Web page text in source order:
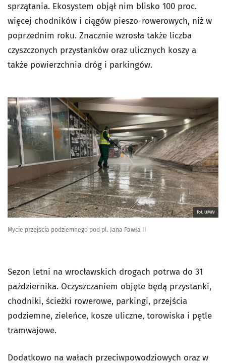
sprzątania. Ekosystem objął nim blisko 100 proc.
więcej chodników i ciągów pieszo-rowerowych, niż w
poprzednim roku. Znacznie wzrosła także liczba
czyszczonych przystanków oraz ulicznych koszy a
także powierzchnia dróg i parkingów.
fot. UMW
Mycie przejścia podziemnego pod pl. Jana Pawła II
Sezon letni na wrocławskich drogach potrwa do 31
października. Oczyszczaniem objęte będą przystanki,
chodniki, ścieżki rowerowe, parkingi, przejścia
podziemne, zieleńce, kosze uliczne, torowiska i pętle
tramwajowe.
Dodatkowo na wałach przeciwpowodziowych oraz w